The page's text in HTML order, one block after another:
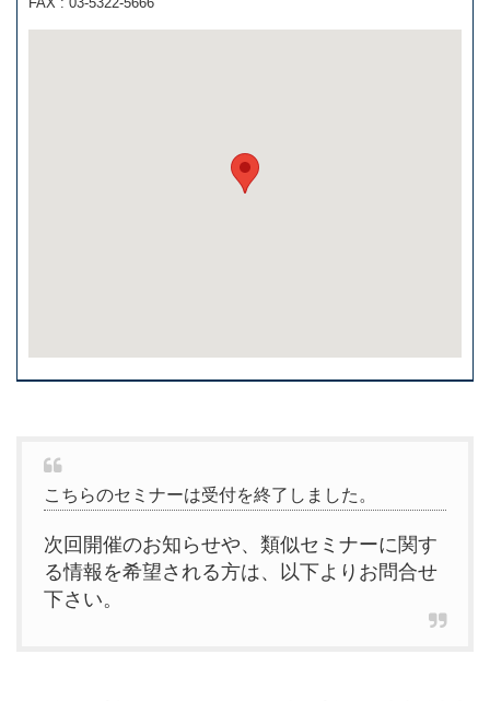
こちらのセミナーは受付を終了しました。
次回開催のお知らせや、類似セミナーに関す
る情報を希望される方は、以下よりお問合せ
下さい。